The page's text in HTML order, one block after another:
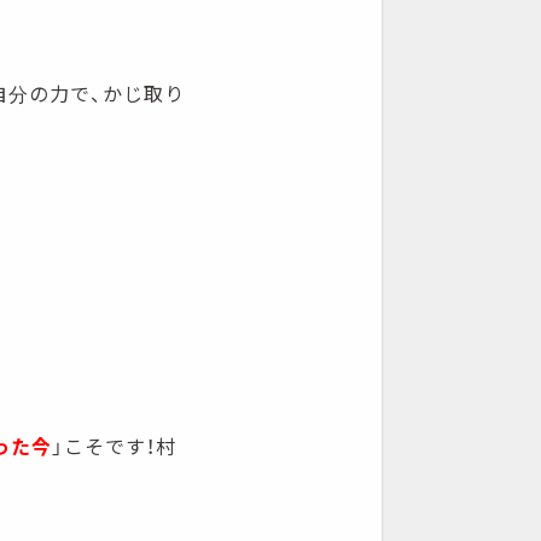
の力で、かじ取り
た今 」こそです！村